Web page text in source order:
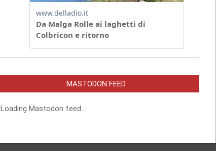
MASTODON FEED
Loading Mastodon feed...